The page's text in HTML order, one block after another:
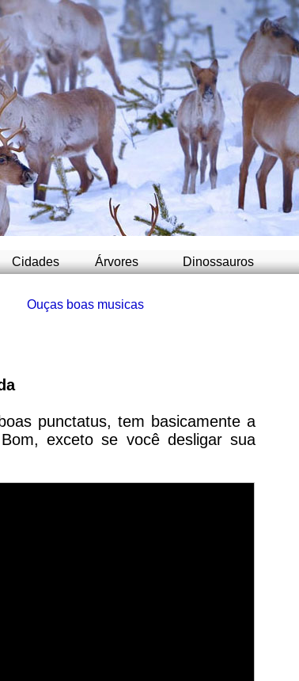
Cidades Árvores Dinossauros
Ouças boas musicas
punctatus, tem basicamente a
exceto se você desligar sua